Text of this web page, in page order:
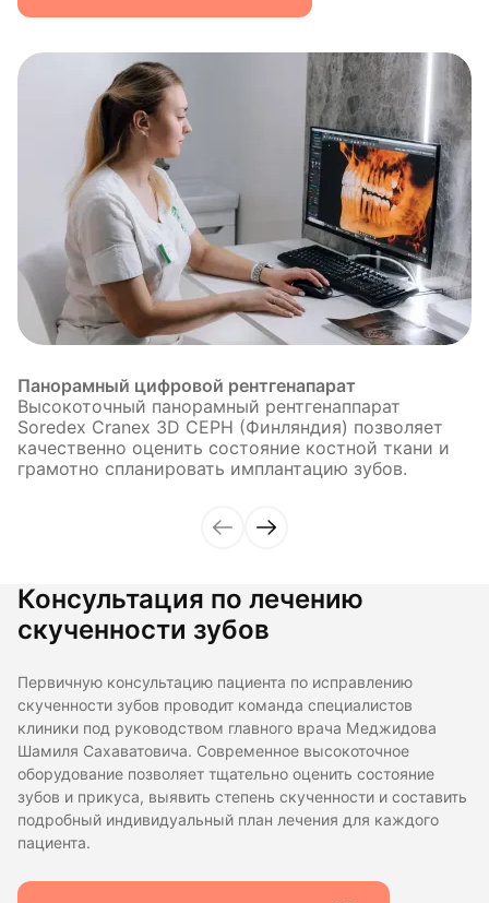
Панорамный цифровой рентгенапарат
Высокоточный панорамный рентгенаппарат
Soredex Cranex 3D CEPH (Финляндия) позволяет
качественно оценить состояние костной ткани и
грамотно спланировать имплантацию зубов.
Консультация по лечению
скученности зубов
Первичную консультацию пациента по исправлению
скученности зубов проводит команда специалистов
клиники под руководством главного врача Меджидова
Шамиля Сахаватовича. Современное высокоточное
оборудование позволяет тщательно оценить состояние
зубов и прикуса, выявить степень скученности и составить
подробный индивидуальный план лечения для каждого
пациента.